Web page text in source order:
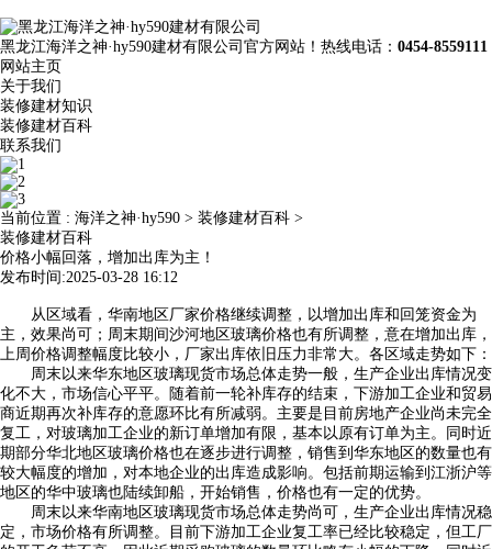
黑龙江海洋之神·hy590建材有限公司官方网站！热线电话： 0454-8559111
网站主页
关于我们
装修建材知识
装修建材百科
联系我们
当前位置 : 海洋之神·hy590 > 装修建材百科 >
装修建材百科
价格小幅回落，增加出库为主！
发布时间:2025-03-28 16:12
从区域看，华南地区厂家价格继续调整，以增加出库和回笼资金为
主，效果尚可；周末期间沙河地区玻璃价格也有所调整，意在增加出库，
上周价格调整幅度比较小，厂家出库依旧压力非常大。各区域走势如下：
周末以来华东地区玻璃现货市场总体走势一般，生产企业出库情况变
化不大，市场信心平平。随着前一轮补库存的结束，下游加工企业和贸易
商近期再次补库存的意愿环比有所减弱。主要是目前房地产企业尚未完全
复工，对玻璃加工企业的新订单增加有限，基本以原有订单为主。同时近
期部分华北地区玻璃价格也在逐步进行调整，销售到华东地区的数量也有
较大幅度的增加，对本地企业的出库造成影响。包括前期运输到江浙沪等
地区的华中玻璃也陆续卸船，开始销售，价格也有一定的优势。
周末以来华南地区玻璃现货市场总体走势尚可，生产企业出库情况稳
定，市场价格有所调整。目前下游加工企业复工率已经比较稳定，但工厂